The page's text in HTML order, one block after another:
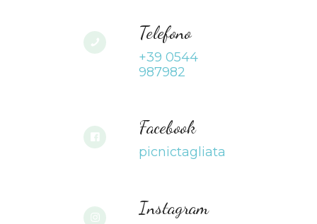
Telefono
+39 0544
987982
Facebook
picnictagliata
Instagram